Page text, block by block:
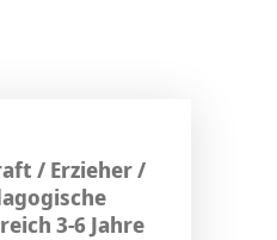
/ Erzieher /
3-6 Jahre